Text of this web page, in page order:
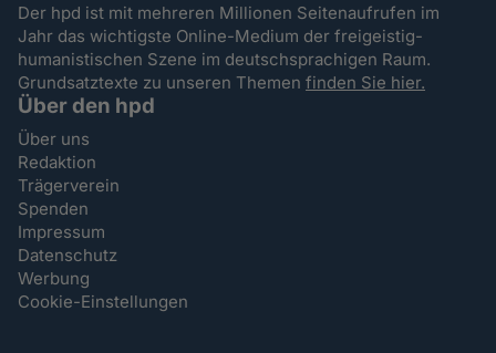
Der hpd ist mit mehreren Millionen Seitenaufrufen im
Jahr das wichtigste Online-Medium der freigeistig-
humanistischen Szene im deutschsprachigen Raum.
Grundsatztexte zu unseren Themenfinden Sie hier.
Über den hpd
Über uns
Redaktion
Trägerverein
Spenden
Impressum
Datenschutz
Werbung
Cookie-Einstellungen